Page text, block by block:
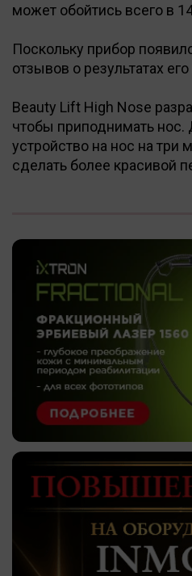
может обойтись всего в
Поскольку прибор
отзывов о результатах
Beauty Lift High Nose
чтобы приподнимать нос.
устройство на нос на три
сделать более красивой